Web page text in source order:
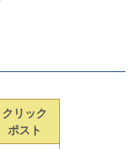
クリック
ポスト